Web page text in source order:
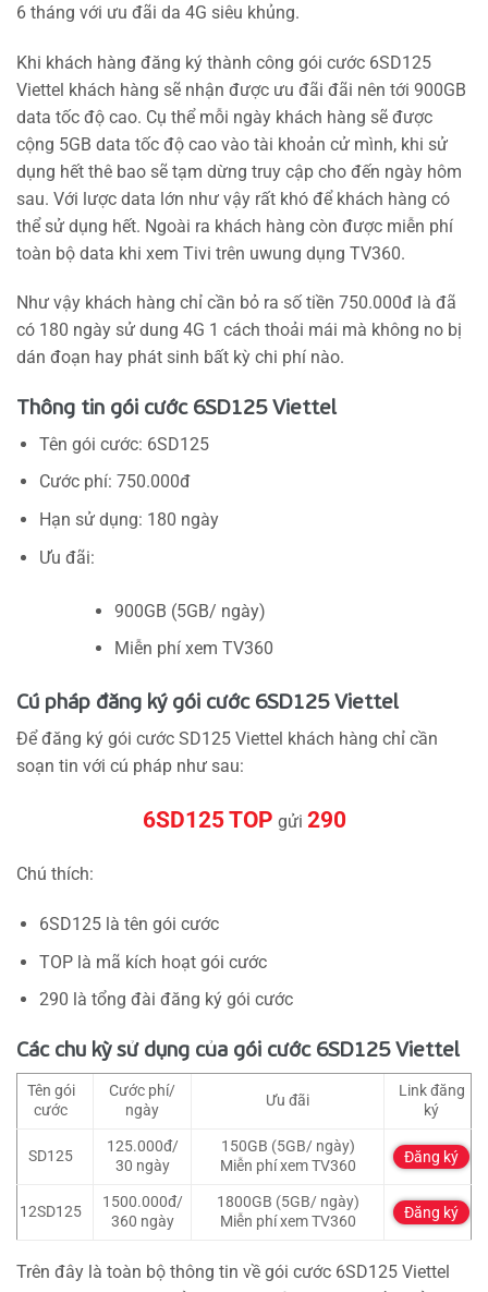
6 tháng với ưu đãi da 4G siêu khủng.
Khi khách hàng đăng ký thành công gói cước 6SD125
Viettel khách hàng sẽ nhận được ưu đãi đãi nên tới 900GB
data tốc độ cao. Cụ thể mỗi ngày khách hàng sẽ được
cộng 5GB data tốc độ cao vào tài khoản cử mình, khi sử
dụng hết thê bao sẽ tạm dừng truy cập cho đến ngày hôm
sau. Với lược data lớn như vậy rất khó để khách hàng có
thể sử dụng hết. Ngoài ra khách hàng còn được miễn phí
toàn bộ data khi xem Tivi trên uwung dụng TV360.
Như vậy khách hàng chỉ cần bỏ ra số tiền 750.000đ là đã
có 180 ngày sử dung 4G 1 cách thoải mái mà không no bị
dán đoạn hay phát sinh bất kỳ chi phí nào.
Thông tin gói cước 6SD125 Viettel
Tên gói cước: 6SD125
Cước phí: 750.000đ
Hạn sử dụng: 180 ngày
Ưu đãi:
900GB (5GB/ ngày)
Miễn phí xem TV360
Cú pháp đăng ký gói cước 6SD125 Viettel
Để đăng ký gói cước SD125 Viettel khách hàng chỉ cần
soạn tin với cú pháp như sau:
6SD125 TOP gửi 290
Chú thích:
6SD125 là tên gói cước
TOP là mã kích hoạt gói cước
290 là tổng đài đăng ký gói cước
Các chu kỳ sử dụng của gói cước 6SD125 Viettel
Tên gói
cước
Cước phí/
ngày
Ưu đãi
Link đăng
ký
SD125
125.000đ/
30 ngày
150GB (5GB/ ngày)
Miễn phí xem TV360
Đăng ký
12SD125
1500.000đ/
360 ngày
1800GB (5GB/ ngày)
Miễn phí xem TV360
Đăng ký
Trên đây là toàn bộ thông tin về gói cước 6SD125 Viettel